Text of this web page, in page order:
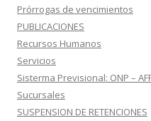
Prórrogas de vencimientos
PUBLICACIONES
Recursos Humanos
Servicios
Sisterma Previsional: ONP –
Sucursales
SUSPENSION DE RETENCIONES